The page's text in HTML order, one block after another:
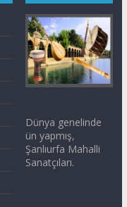
Dünya genelinde
ün yapmış,
Şanlıurfa Mahalli
Sanatçıları.